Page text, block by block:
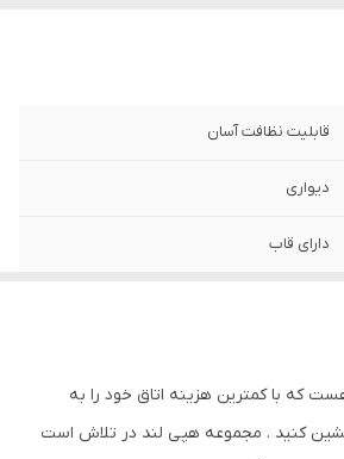
قابلیت نظافت آسان
دیواری
دارای قاب
که با کمترین هزینه اتاق خود را به
کنید . مجموعه هپی لند در تلاش است